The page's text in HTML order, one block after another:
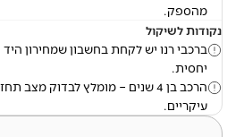
מהספק.
נקודות לשיקול
ברכבי רנו יש לקחת בחשבון שמחירון היד
יחסית.
הרכב בן 4 שנים – מומלץ לבדוק מצב
עיקריים.